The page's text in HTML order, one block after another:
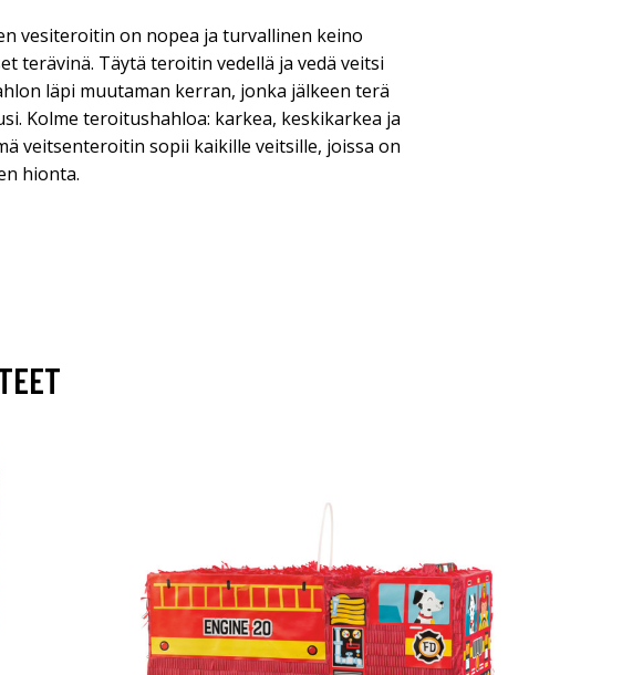
vesiteroitin on nopea ja turvallinen keino
terävinä. Täytä teroitin vedellä ja vedä veitsi
läpi muutaman kerran, jonka jälkeen terä
Kolme teroitushahloa: karkea, keskikarkea ja
veitsenteroitin sopii kaikille veitsille, joissa on
hionta.